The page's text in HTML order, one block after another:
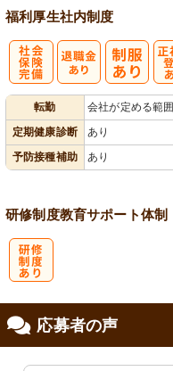
福利厚生社内制度
転勤
会社が定める範囲
定期健康診断
あり
予防接種補助
あり
研修制度教育サポート体制
応募者の声